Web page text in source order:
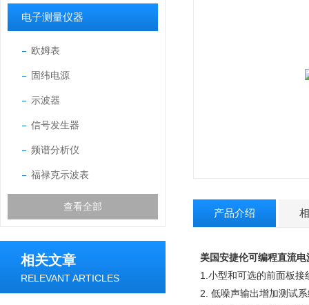
电子测量仪器
欧姆表
固纬电源
示波器
信号发生器
频谱分析仪
福禄克示波表
查看全部
相关文章
RELEVANT ARTICLES
产品介绍
美国安捷伦可编程直流
1.小型和可选的前面板接
2. 低噪声输出增加测试